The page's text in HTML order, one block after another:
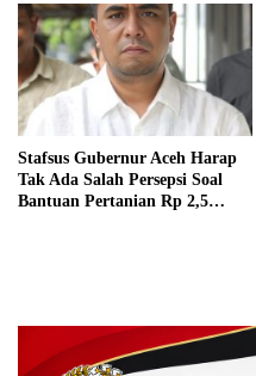
Stafsus Gubernur Aceh Harap
Tak Ada Salah Persepsi Soal
Bantuan Pertanian Rp 2,5